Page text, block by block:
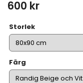
600 kr
Storlek
Färg